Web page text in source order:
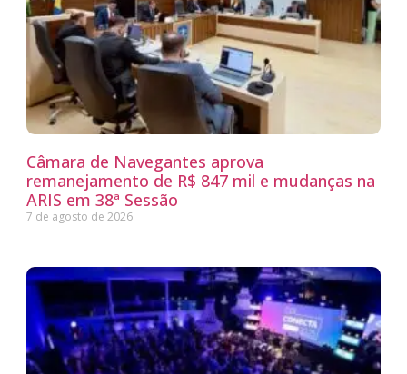
Câmara de Navegantes aprova
remanejamento de R$ 847 mil e mudanças na
ARIS em 38ª Sessão
7 de agosto de 2026